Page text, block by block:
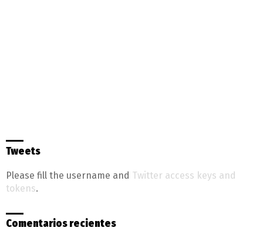
Tweets
Please fill the username and Twitter access keys and
tokens.
Comentarios recientes